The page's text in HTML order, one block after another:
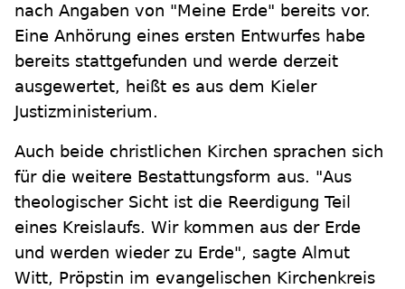
nach Angaben von "Meine Erde" bereits vor.
Eine Anhörung eines ersten Entwurfes habe
bereits stattgefunden und werde derzeit
ausgewertet, heißt es aus dem Kieler
Justizministerium.
Auch beide christlichen Kirchen sprachen sich
für die weitere Bestattungsform aus. "Aus
theologischer Sicht ist die Reerdigung Teil
eines Kreislaufs. Wir kommen aus der Erde
und werden wieder zu Erde", sagte Almut
Witt, Pröpstin im evangelischen Kirchenkreis